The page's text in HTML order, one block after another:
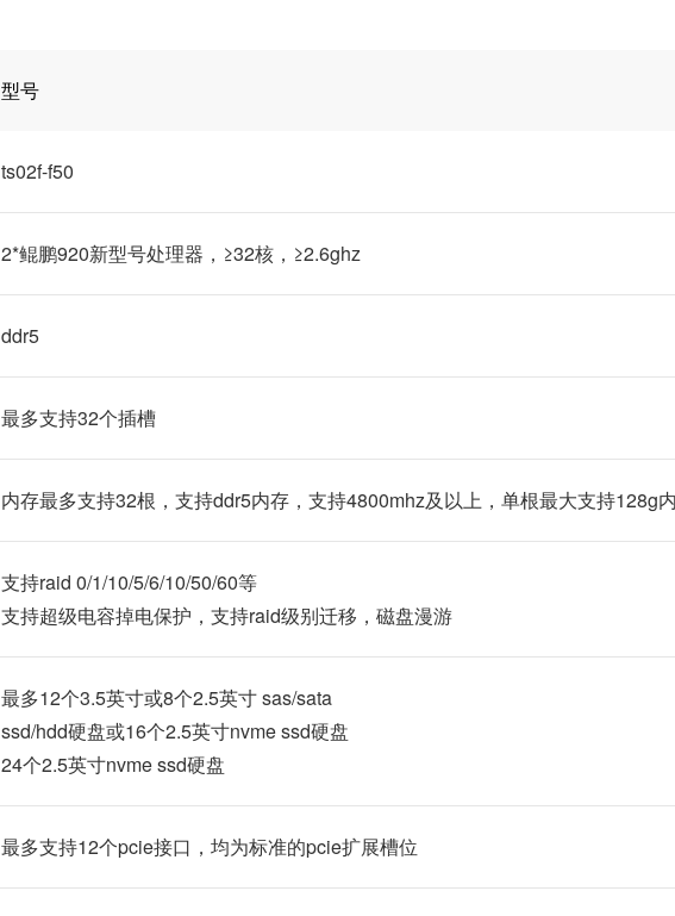
型号
ts02f-f50
2*鲲鹏920新型号处理器，≥32核，≥2.6ghz
ddr5
最多支持32个插槽
内存最多支持32根，支持ddr5内存，支持4800mhz及以上，单根最大支持128g
支持raid 0/1/10/5/6/10/50/60等
支持超级电容掉电保护，支持raid级别迁移，磁盘漫游
最多12个3.5英寸或8个2.5英寸 sas/sata
ssd/hdd硬盘或16个2.5英寸nvme ssd硬盘
24个2.5英寸nvme ssd硬盘
最多支持12个pcie接口，均为标准的pcie扩展槽位